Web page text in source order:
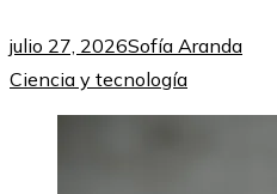
julio 27, 2026Sofía Aranda
Ciencia y tecnología